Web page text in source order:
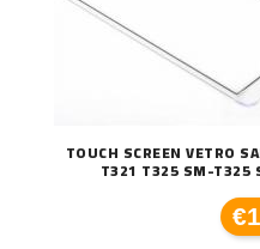
TOUCH SCREEN VETRO
T321 T325 SM-T325